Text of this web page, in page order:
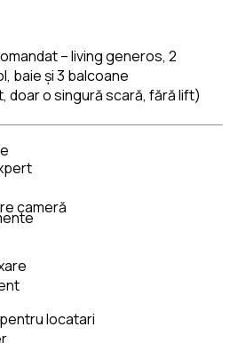
– living generos, 2
baie și 3 balcoane
doar o singură scară, fără lift)
cameră
locatari